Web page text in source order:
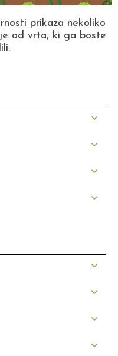
prikaza nekoliko
od vrta, ki ga boste